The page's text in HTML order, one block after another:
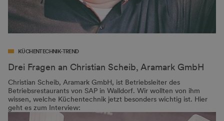
KÜCHENTECHNIK-TREND
Drei Fragen an Christian Scheib, Aramark GmbH
Christian Scheib, Aramark GmbH, ist Betriebsleiter des
Betriebsrestaurants von SAP in Walldorf. Wir wollten von ihm
wissen, welche Küchentechnik jetzt besonders wichtig ist. Hier
geht es zum Interview: